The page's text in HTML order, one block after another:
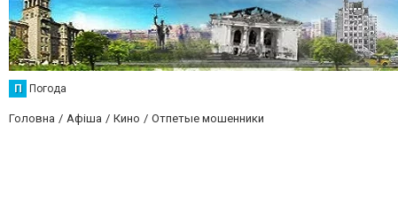
П Погода
Головна Афіша Кино Отпетые мошенники